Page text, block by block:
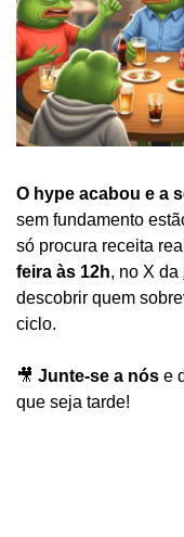
O hype acabou e a
sem fundamento
só procura receita
feira às 12h, no X da
descobrir quem
ciclo.
🎥 Junte-se a nós e
que seja tarde!